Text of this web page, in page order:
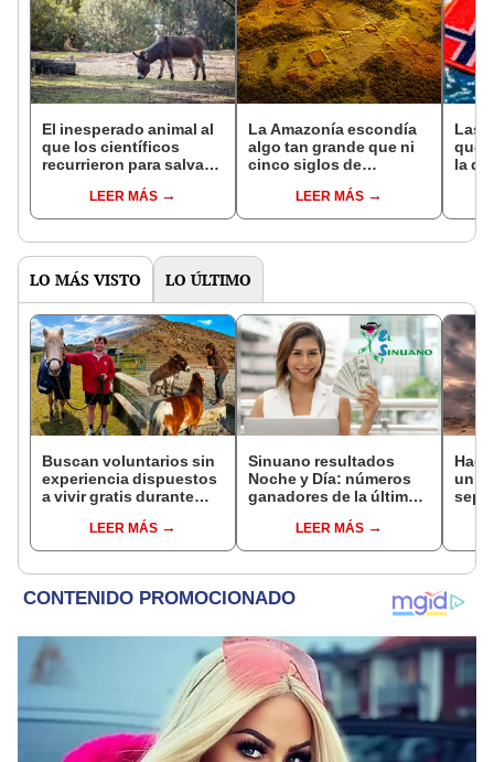
El inesperado animal al
que los científicos
recurrieron para salvar
reintroducción de un
asno salvaje está
en un paisaje con más
LEER MÁS
La Amazonía escondía
algo tan grande que ni
cinco siglos de
encontrarlo: el hallazgo
podría cambiar todo lo
pasado
LEER MÁS
Las
que
la de
LO MÁS VISTO LO ÚLTIMO
Buscan voluntarios sin
experiencia dispuestos
a vivir gratis durante
cuidar caballos, burros
y otros animales
LEER MÁS
Sinuano resultados
Noche y Día: números
ganadores de la última
HOY viernes 7 de agosto
LEER MÁS
un